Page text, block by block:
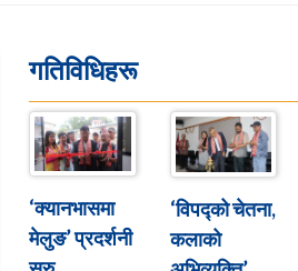
गतिविधिहरू
‘क्यानभासमा
मेलुङ’ प्रदर्शनी
‘विपद्को चेतना,
कलाको